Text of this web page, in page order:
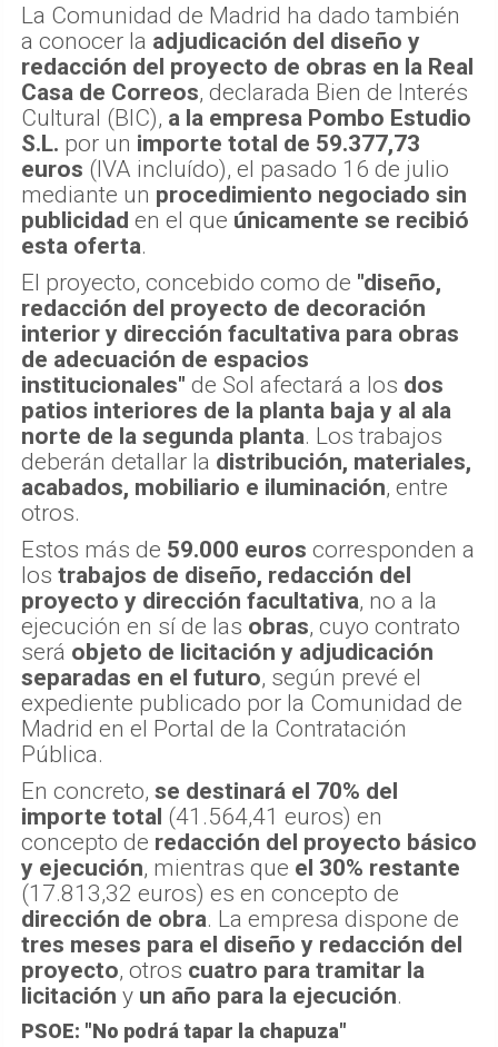
La Comunidad de Madrid ha dado también
a conocer la adjudicación del diseño y
redacción del proyecto de obras en la Real
Casa de Correos, declarada Bien de Interés
Cultural (BIC), a la empresa Pombo Estudio
S.L. por un importe total de 59.377,73
euros (IVA incluído), el pasado 16 de julio
mediante un procedimiento negociado sin
publicidad en el que únicamente se recibió
esta oferta.
El proyecto, concebido como de "diseño,
redacción del proyecto de decoración
interior y dirección facultativa para obras
de adecuación de espacios
institucionales" de Sol afectará a los dos
patios interiores de la planta baja y al ala
norte de la segunda planta. Los trabajos
deberán detallar la distribución, materiales,
acabados, mobiliario e iluminación, entre
otros.
Estos más de 59.000 euros corresponden a
los trabajos de diseño, redacción del
proyecto y dirección facultativa, no a la
ejecución en sí de las obras, cuyo contrato
será objeto de licitación y adjudicación
separadas en el futuro, según prevé el
expediente publicado por la Comunidad de
Madrid en el Portal de la Contratación
Pública.
En concreto, se destinará el 70% del
importe total (41.564,41 euros) en
concepto de redacción del proyecto básico
y ejecución, mientras que el 30% restante
(17.813,32 euros) es en concepto de
dirección de obra. La empresa dispone de
tres meses para el diseño y redacción del
proyecto, otros cuatro para tramitar la
licitación y un año para la ejecución.
PSOE: "No podrá tapar la chapuza"